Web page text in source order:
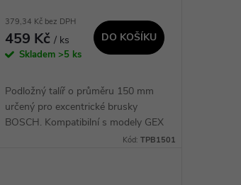
379,34 Kč bez DPH
459 Kč / ks
Skladem >5 ks
DO KOŠÍKU
Podložný talíř o průměru 150 mm
určený pro excentrické brusky
BOSCH. Kompatibilní s modely GEX
40-150, GEX 34-150 a GET 75-150.
Kód: TPB1501